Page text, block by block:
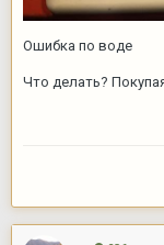
Ошибка по воде
Что делать?